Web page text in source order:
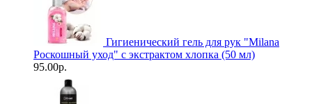
Гигиенический гель для рук "Milanа
Роскошный уход" с экстрактом хлопка (50 мл)
95.00р.